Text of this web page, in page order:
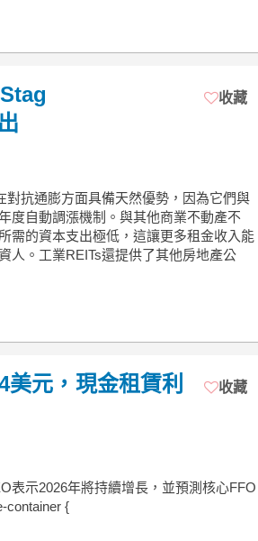
收藏
抗通膨方面具備天然優勢，因為它們與
度自動調漲機制。與其他商業不動產不
需的資本支出極低，這讓更多租金收入能
人。工業REITs還提供了其他房地產公
元，現金租賃利
收藏
表示2026年將持續增長，並預測核心FFO
container {